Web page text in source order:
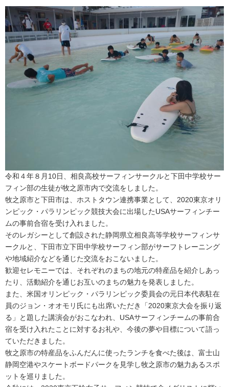
令和４年８月10日、相良高校サーフィンサークルと下田中学校サー
フィン部の生徒が牧之原市内で交流をしました。
牧之原市と下田市は、ホストタウン連携事業として、2020東京オリ
ンピック・パラリンピック競技大会に出場したUSAサーフィンチー
ムの事前合宿を受け入れました。
そのレガシーとして創設された静岡県立相良高等学校サーフィンサ
ークルと、下田市立下田中学校サーフィン部がサーフトレーニング
や地域紹介などを通じた交流をおこないました。
歓迎セレモニーでは、それぞれのまちの地元の特産品を紹介しあっ
たり、活動紹介を通じお互いのまちの魅力を発表しました。
また、米国オリンピック・パラリンピック委員会の元日本代表駐在
員のジョン・オオモリ氏にも出席いただき「2020東京大会を振り返
る」と題した講演会がおこなわれ、USAサーフィンチームの事前合
宿を受け入れたことに対するお礼や、今後の夢や目標について語っ
ていただきました。​
牧之原市の特産品をふんだんに使ったランチを食べた後は、富士山
静岡空港やスケートボードパークを見学し牧之原市の魅力あるスポ
ットを巡りました。​